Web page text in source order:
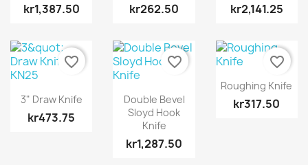
kr1,387.50 kr262.50 kr2,141.25
3" Draw Knife
kr473.75
favorite_border
Double Bevel
Sloyd Hook
Knife
kr1,287.50
favorite_border
Roughing Knife
kr317.50
favorite_border